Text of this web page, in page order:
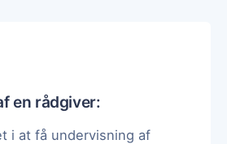
en rådgiver:
i at få undervisning af